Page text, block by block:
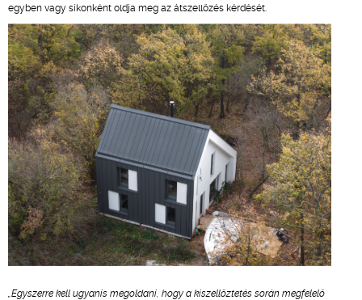
egyben vagy síkonként oldja meg az átszellőzés kérdését.
„Egyszerre kell ugyanis megoldani, hogy a kiszellőztetés során megfelelő